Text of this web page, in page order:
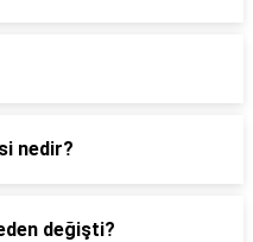
nedir?
değişti?